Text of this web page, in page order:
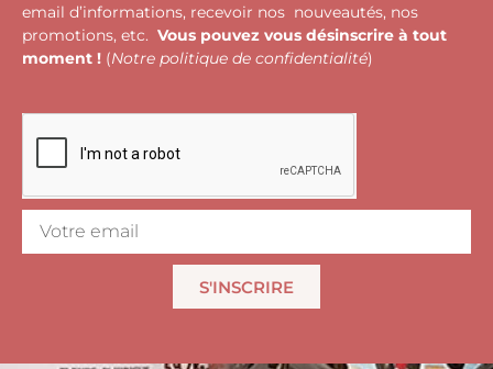
email d’informations, recevoir nos nouveautés, nos
promotions, etc. Vous pouvez vous désinscrire à tout
moment ! (Notre politique de confidentialité)
S'INSCRIRE